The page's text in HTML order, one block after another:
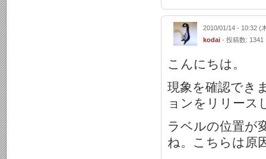
2010/01/14 - 10:32 (
kodai - 投稿数: 1341
こんにちは。
現象を確認でき
ョンをリリース
ラベルの位置が
ね。こちらは原